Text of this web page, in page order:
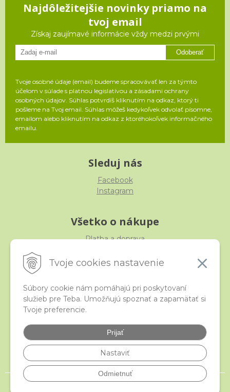
Tvoje cookies nastavenie
Súbory cookie nám pomáhajú pri poskytovaní
služieb pre Teba. Umožňujú spoznať a zapamätať si
Tvoje preferencie.
Prijať
Nastaviť
Odmietnuť
Najdôležitejšie novinky priamo na
tvoj email
Získaj zaujímavé informácie vždy medzi prvými
Odoberať
Tvoje osobné údaje (email) budeme spracovávať len za týmto
účelom v súlade s platnou legislatívou a zásadami ochrany
osobných údajov. Súhlas potvrdíš kliknutím na odkaz, ktorý ti
pošleme na Tvoj email. Súhlas môžeš kedykoľvek odvolať písomne,
emailom alebo kliknutím na odkaz z ktoréhokoľvek informačného
emailu.
Sleduj nás
Facebook
Instagram
Všetko o nákupe
Platba a doprava
Obchodné podmienky
iStraka
Veľkoobchod
Najčastejšie otázky
Certifikáty
© 2026 istraka.sk - najligotavejšie korálky a polodrahokamy široko ďaleko •